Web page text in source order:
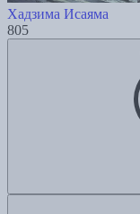
Хадзима Исаяма
805